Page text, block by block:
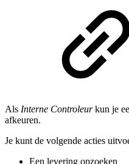
Als Interne Controleurkun je
afkeuren.
Je kunt de volgende acties
Een levering opzoeken